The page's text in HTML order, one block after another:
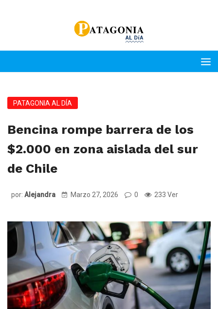
PATAGONIA AL DÍA
Bencina rompe barrera de los
$2.000 en zona aislada del sur
de Chile
por: Alejandra Marzo 27, 2026 0 233 Ver